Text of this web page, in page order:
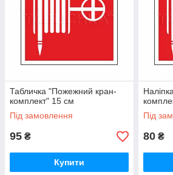
Табличка "Пожежний кран-
комплект" 15 см
Під замовлення
95 ₴
Купити
Під
80 ₴